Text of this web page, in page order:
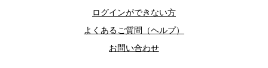
ログインができない方
よくあるご質問（ヘルプ）
お問い合わせ